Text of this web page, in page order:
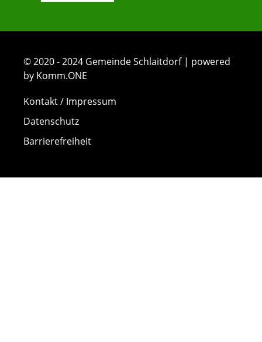
© 2020 - 2024 Gemeinde Schlaitdorf | powered
by Komm.ONE
Kontakt / Impressum
Datenschutz
Barrierefreiheit